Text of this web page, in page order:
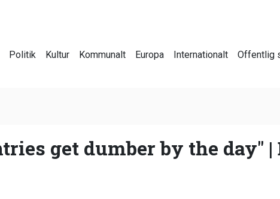
Politik Kultur Kommunalt Europa Internationalt Offentlig
get dumber by the day" |